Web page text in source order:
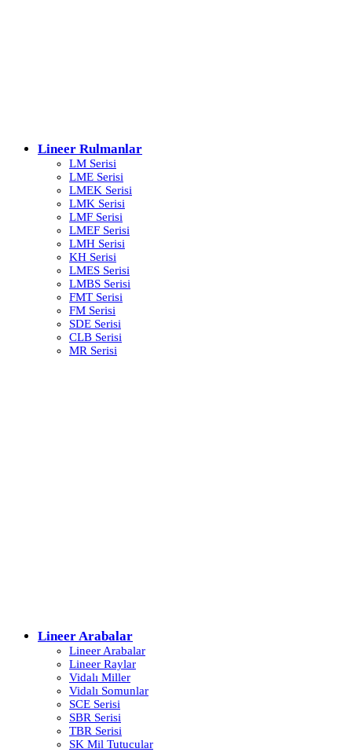
Lineer Rulmanlar
LM Serisi
LME Serisi
LMEK Serisi
LMK Serisi
LMF Serisi
LMEF Serisi
LMH Serisi
KH Serisi
LMES Serisi
LMBS Serisi
FMT Serisi
FM Serisi
SDE Serisi
CLB Serisi
MR Serisi
Lineer Arabalar
Lineer Arabalar
Lineer Raylar
Vidalı Miller
Vidalı Somunlar
SCE Serisi
SBR Serisi
TBR Serisi
SK Mil Tutucular